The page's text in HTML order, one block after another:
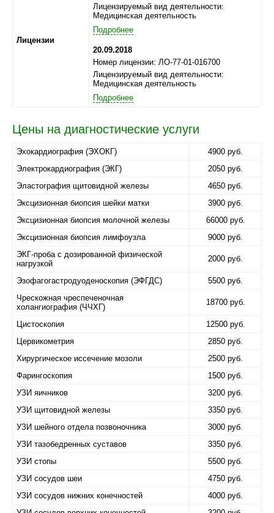
Лицензии
Лицензируемый вид деятельности:
Медицинская деятельность
Подробнее
20.09.2018
Номер лицензии: ЛО-77-01-016700
Лицензируемый вид деятельности:
Медицинская деятельность
Подробнее
Цены на диагностические услуги
Эхокардиография (ЭХОКГ)
4900 руб.
Электрокардиография (ЭКГ)
2050 руб.
Эластография щитовидной железы
4650 руб.
Эксцизионная биопсия шейки матки
3900 руб.
Эксцизионная биопсия молочной железы
66000 руб.
Эксцизионная биопсия лимфоузла
9000 руб.
ЭКГ-проба с дозированной физической
нагрузкой
2000 руб.
Эзофагогастродуоденоскопия (ЭФГДС)
5500 руб.
Чрескожная чреспеченочная
холангиография (ЧЧХГ)
18700 руб.
Цистоскопия
12500 руб.
Цервикометрия
2850 руб.
Хирургическое иссечение мозоли
2500 руб.
Фарингоскопия
1500 руб.
УЗИ яичников
3200 руб.
УЗИ щитовидной железы
3350 руб.
УЗИ шейного отдела позвоночника
3000 руб.
УЗИ тазобедренных суставов
3350 руб.
УЗИ стопы
5500 руб.
УЗИ сосудов шеи
4750 руб.
УЗИ сосудов нижних конечностей
4000 руб.